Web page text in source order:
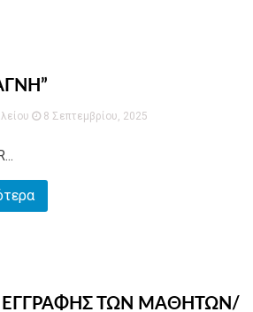
8 Σεπτεμβρίου, 2025
ΤΩΝ ΜΑΘΗΤΩΝ/